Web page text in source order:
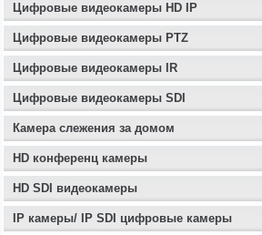
Цифровые видеокамеры HD IP
Цифровые видеокамеры PTZ
Цифровые видеокамеры IR
Цифровые видеокамеры SDI
Камера слежения за домом
HD конференц камеры
HD SDI видеокамеры
IP камеры/ IP SDI цифровые камеры